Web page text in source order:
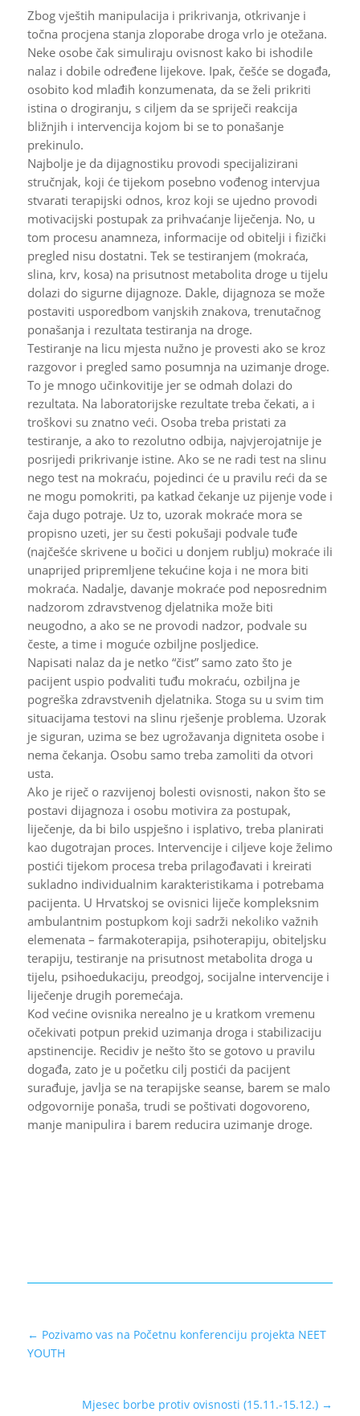
Zbog vještih manipulacija i prikrivanja, otkrivanje i
točna procjena stanja zloporabe droga vrlo je otežana.
Neke osobe čak simuliraju ovisnost kako bi ishodile
nalaz i dobile određene lijekove. Ipak, češće se događa,
osobito kod mlađih konzumenata, da se želi prikriti
istina o drogiranju, s ciljem da se spriječi reakcija
bližnjih i intervencija kojom bi se to ponašanje
prekinulo.
Najbolje je da dijagnostiku provodi specijalizirani
stručnjak, koji će tijekom posebno vođenog intervjua
stvarati terapijski odnos, kroz koji se ujedno provodi
motivacijski postupak za prihvaćanje liječenja. No, u
tom procesu anamneza, informacije od obitelji i fizički
pregled nisu dostatni. Tek se testiranjem (mokraća,
slina, krv, kosa) na prisutnost metabolita droge u tijelu
dolazi do sigurne dijagnoze. Dakle, dijagnoza se može
postaviti usporedbom vanjskih znakova, trenutačnog
ponašanja i rezultata testiranja na droge.
Testiranje na licu mjesta nužno je provesti ako se kroz
razgovor i pregled samo posumnja na uzimanje droge.
To je mnogo učinkovitije jer se odmah dolazi do
rezultata. Na laboratorijske rezultate treba čekati, a i
troškovi su znatno veći. Osoba treba pristati za
testiranje, a ako to rezolutno odbija, najvjerojatnije je
posrijedi prikrivanje istine. Ako se ne radi test na slinu
nego test na mokraću, pojedinci će u pravilu reći da se
ne mogu pomokriti, pa katkad čekanje uz pijenje vode i
čaja dugo potraje. Uz to, uzorak mokraće mora se
propisno uzeti, jer su česti pokušaji podvale tuđe
(najčešće skrivene u bočici u donjem rublju) mokraće ili
unaprijed pripremljene tekućine koja i ne mora biti
mokraća. Nadalje, davanje mokraće pod neposrednim
nadzorom zdravstvenog djelatnika može biti
neugodno, a ako se ne provodi nadzor, podvale su
česte, a time i moguće ozbiljne posljedice.
Napisati nalaz da je netko “čist” samo zato što je
pacijent uspio podvaliti tuđu mokraću, ozbiljna je
pogreška zdravstvenih djelatnika. Stoga su u svim tim
situacijama testovi na slinu rješenje problema. Uzorak
je siguran, uzima se bez ugrožavanja digniteta osobe i
nema čekanja. Osobu samo treba zamoliti da otvori
usta.
Ako je riječ o razvijenoj bolesti ovisnosti, nakon što se
postavi dijagnoza i osobu motivira za postupak,
liječenje, da bi bilo uspješno i isplativo, treba planirati
kao dugotrajan proces. Intervencije i ciljeve koje želimo
postići tijekom procesa treba prilagođavati i kreirati
sukladno individualnim karakteristikama i potrebama
pacijenta. U Hrvatskoj se ovisnici liječe kompleksnim
ambulantnim postupkom koji sadrži nekoliko važnih
elemenata – farmakoterapija, psihoterapiju, obiteljsku
terapiju, testiranje na prisutnost metabolita droga u
tijelu, psihoedukaciju, preodgoj, socijalne intervencije i
liječenje drugih poremećaja.
Kod većine ovisnika nerealno je u kratkom vremenu
očekivati potpun prekid uzimanja droga i stabilizaciju
apstinencije. Recidiv je nešto što se gotovo u pravilu
događa, zato je u početku cilj postići da pacijent
surađuje, javlja se na terapijske seanse, barem se malo
odgovornije ponaša, trudi se poštivati dogovoreno,
manje manipulira i barem reducira uzimanje droge.
← Pozivamo vas na Početnu konferenciju projekta NEET
YOUTH
Mjesec borbe protiv ovisnosti (15.11.-15.12.) →